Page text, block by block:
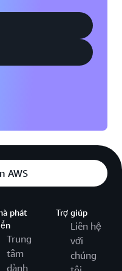
AWS
phát
Trung
tâm
dành
Trợ giúp
Liên hệ
với
chúng